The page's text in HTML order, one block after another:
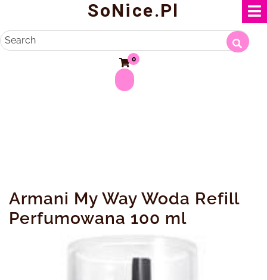
content
SoNice.pl
Search
0
Armani My Way Woda Refill
Perfumowana 100 ml